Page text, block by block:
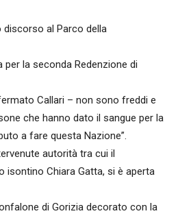
discorso al Parco della
la seconda Redenzione di
Callari – non sono freddi e
che hanno dato il sangue per la
a fare questa Nazione”.
autorità tra cui il
isontino Chiara Gatta, si è aperta
di Gorizia decorato con la